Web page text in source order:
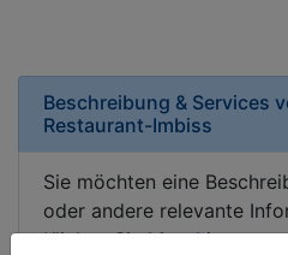
Beschreibung & Services
Restaurant-Imbiss
Sie möchten eine
oder andere relevante
Klicken Sie bittehierum